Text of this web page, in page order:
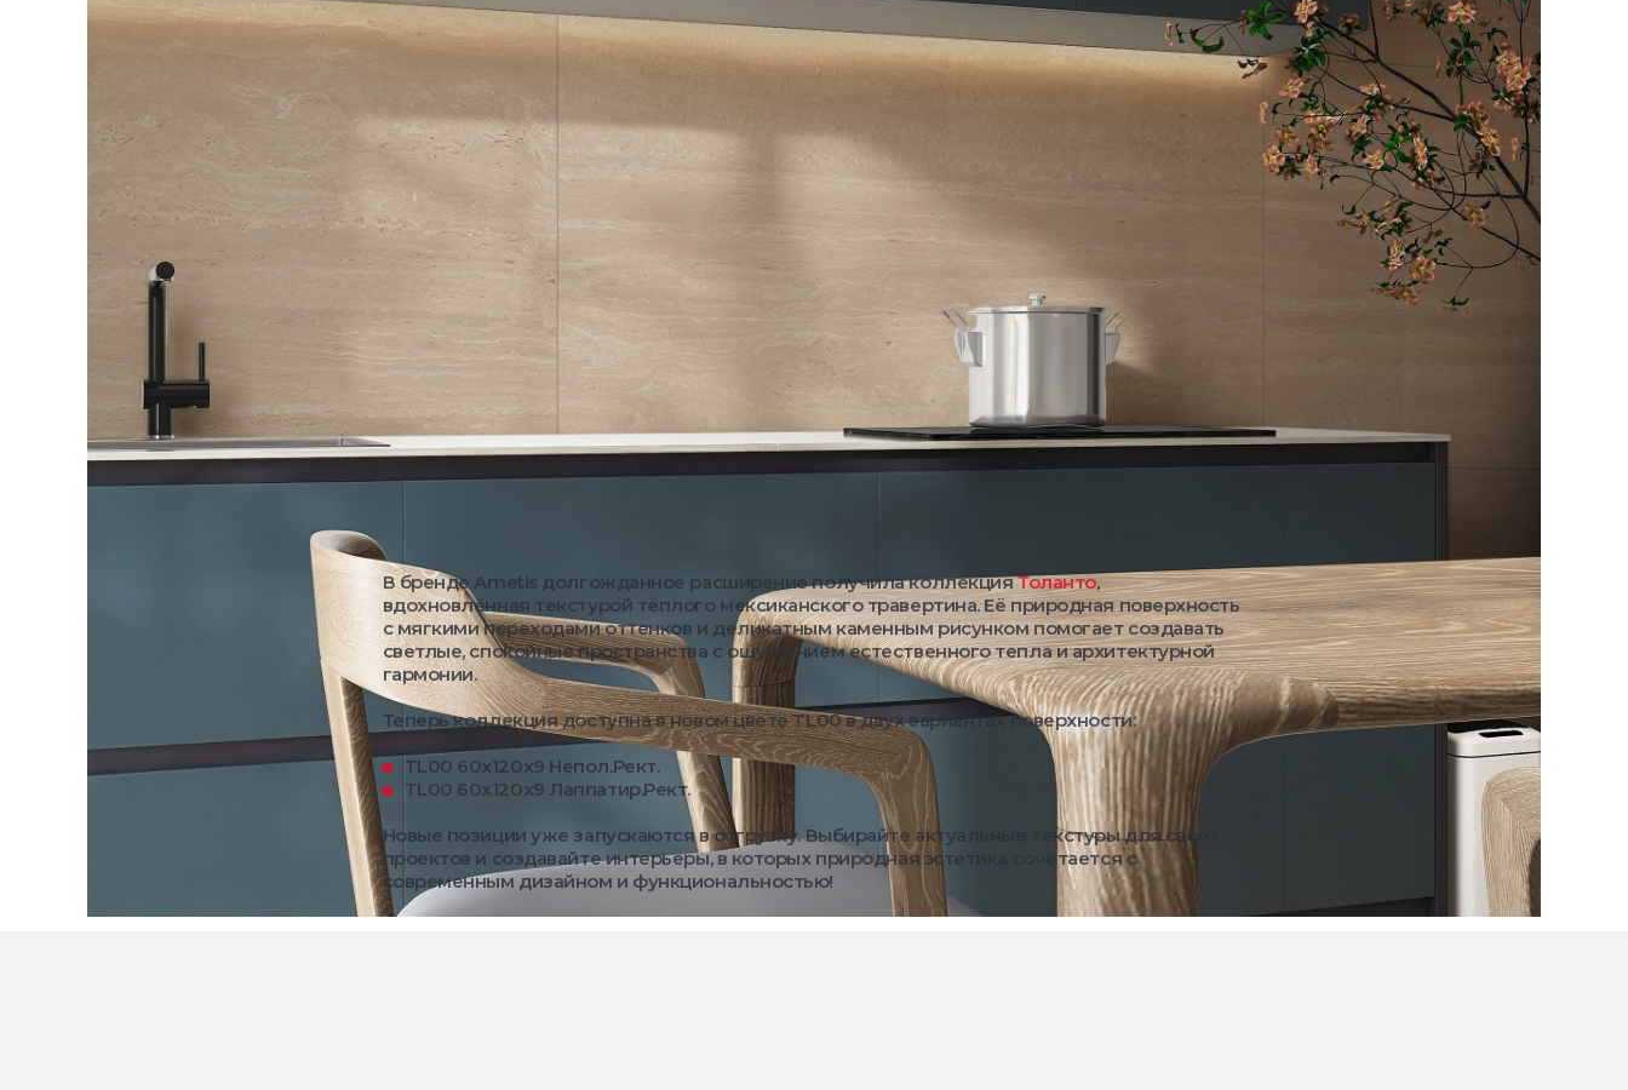
В бренде Ametis долгожданное расширение получила коллекцияТоланто,
вдохновлённая текстурой тёплого мексиканского травертина. Её природная поверхность
с мягкими переходами оттенков и деликатным каменным рисунком помогает создавать
светлые, спокойные пространства с ощущением естественного тепла и архитектурной
гармонии.
Теперь коллекция доступна в новом цвете TL00 в двух вариантах поверхности:
TL00 60x120x9 Непол.Рект.
TL00 60x120x9 Лаппатир.Рект.
Новые позиции уже запускаются в отгрузку. Выбирайте актуальные текстуры для своих
проектов и создавайте интерьеры, в которых природная эстетика сочетается с
современным дизайном и функциональностью!